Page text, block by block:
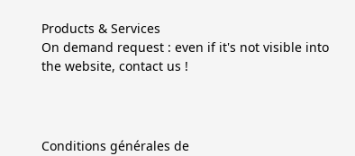
Products & Services
On demand request : even if it's not visible into
the website, contact us !
Conditions générales de